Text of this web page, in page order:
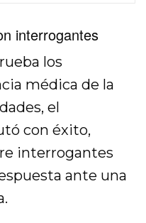
interrogantes
los
médica de la
el
con éxito,
interrogantes
ante una